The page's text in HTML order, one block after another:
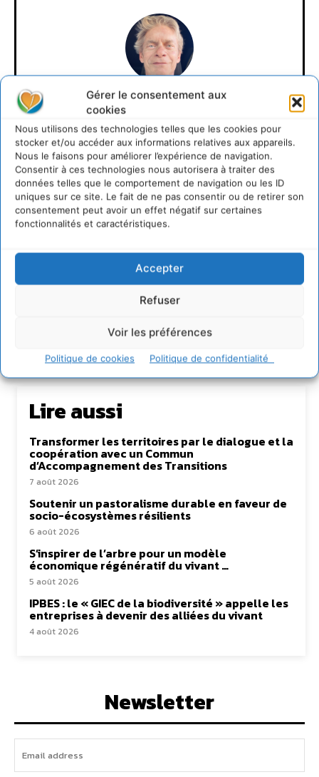
Gérer le consentement aux
cookies
Nous utilisons des technologies telles que les cookies pour
stocker et/ou accéder aux informations relatives aux appareils.
Nous le faisons pour améliorer l’expérience de navigation.
Consentir à ces technologies nous autorisera à traiter des
données telles que le comportement de navigation ou les ID
uniques sur ce site. Le fait de ne pas consentir ou de retirer son
consentement peut avoir un effet négatif sur certaines
fonctionnalités et caractéristiques.
Accepter
Refuser
Voir les préférences
Politique de cookies Politique de confidentialité
Cyrille Souche
https://cdurable.info
Directeur de la Publication Cdurable.info qui a eu 20
ans en 2025 ... L'occasion de supprimer la publicité et
d'un nouveau départ vers un webmedia participatif
d'intérêt général, avec pour raison d'être de recenser
et partager les solutions utiles et durables pour agir
et coopérer avec le vivant. Je suis ouvert à toute
au service de la régénération du vivant.
Lire aussi
Transformer les territoires par le dialogue et la
coopération avec un Commun
d’Accompagnement des Transitions
7 août 2026
Soutenir un pastoralisme durable en faveur de
socio-écosystèmes résilients
6 août 2026
S’inspirer de l’arbre pour un modèle
économique régénératif du vivant …
5 août 2026
IPBES : le « GIEC de la biodiversité » appelle les
entreprises à devenir des alliées du vivant
4 août 2026
Newsletter